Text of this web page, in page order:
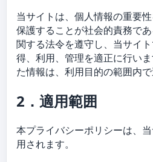
当サイトは、個人情報の重要
保護することが社会的責務で
関する法令を遵守し、当サイ
得、利用、管理を適正に行い
た情報は、利用目的の範囲内で
2．適用範囲
本プライバシーポリシーは、
用されます。